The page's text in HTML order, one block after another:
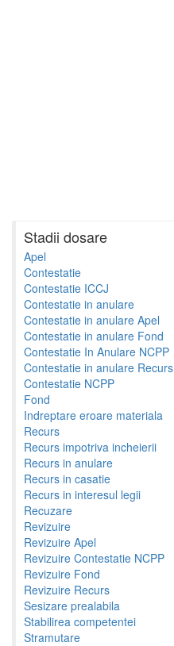
Stadii dosare
Apel
Contestatie
Contestatie ICCJ
Contestatie in anulare
Contestatie in anulare Apel
Contestatie in anulare Fond
Contestatie In Anulare NCPP
Contestatie in anulare Recurs
Contestatie NCPP
Fond
Indreptare eroare materiala
Recurs
Recurs impotriva incheierii
Recurs in anulare
Recurs in casatie
Recurs in interesul legii
Recuzare
Revizuire
Revizuire Apel
Revizuire Contestatie NCPP
Revizuire Fond
Revizuire Recurs
Sesizare prealabila
Stabilirea competentei
Stramutare